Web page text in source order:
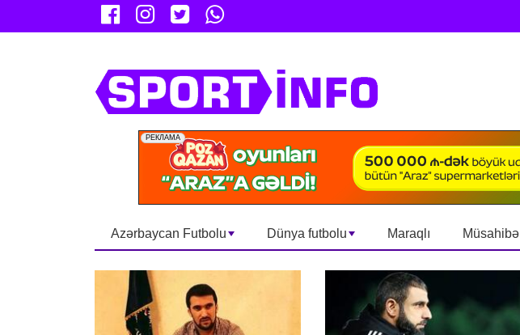
Azərbaycan Futbolu Dünya futbolu Maraqlı Müsahibə